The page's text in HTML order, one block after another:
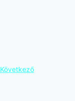
Következő